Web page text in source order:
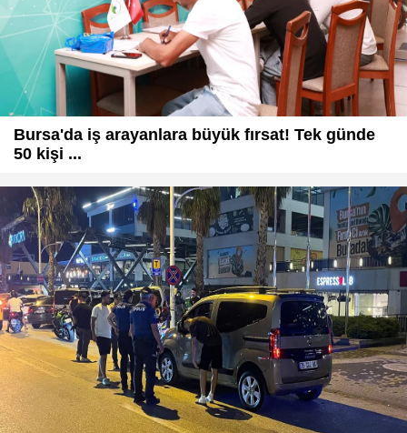
Bursa'da iş arayanlara büyük fırsat! Tek günde
50 kişi ...